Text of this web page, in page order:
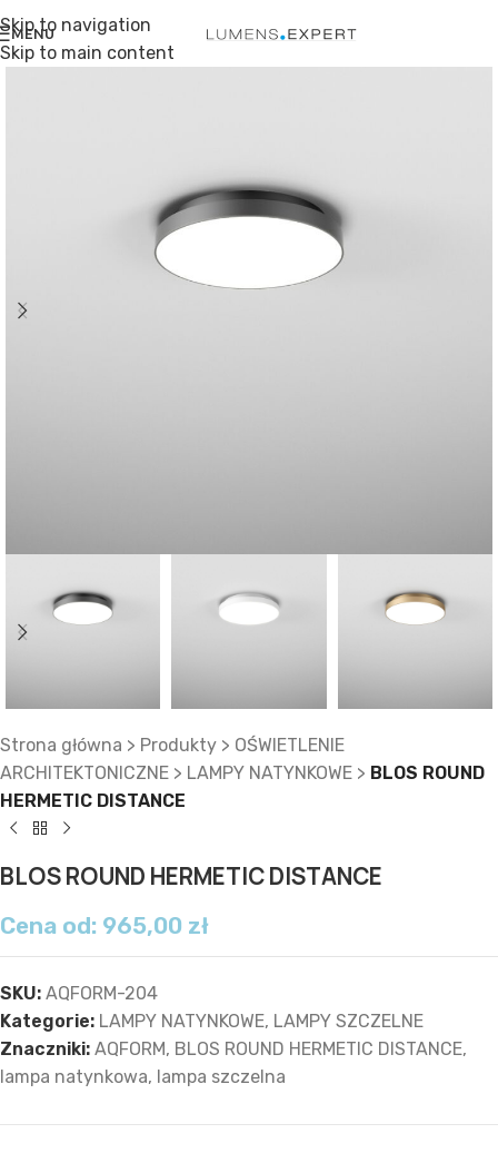
Skip to navigation
Skip to main content
MENU
Strona główna > Produkty > OŚWIETLENIE
ARCHITEKTONICZNE > LAMPY NATYNKOWE > BLOS ROUND
HERMETIC DISTANCE
BLOS ROUND HERMETIC DISTANCE
Cena od: 965,00 zł
SKU: AQFORM-204
Kategorie: LAMPY NATYNKOWE, LAMPY SZCZELNE
Znaczniki: AQFORM, BLOS ROUND HERMETIC DISTANCE,
lampa natynkowa, lampa szczelna